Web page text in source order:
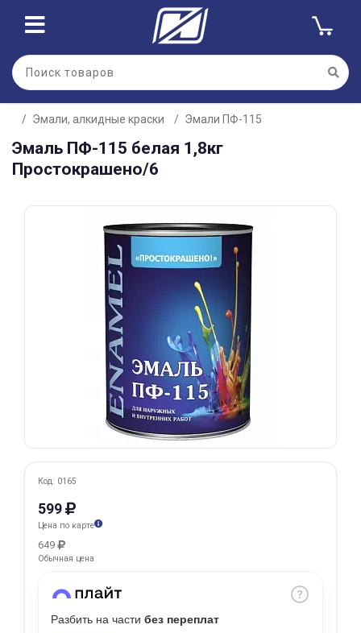
Эмали, алкидные краски Эмали ПФ-115
Эмаль ПФ-115 белая 1,8кг
Простокрашено/6
Код: 0165
599
Цена по карте
649
Обычная цена
Разбить на части без переплат
Для клиентов всех банков
Разбейте
оплатуна части
без переплат
График платежей
Добавляйте товары
в корзину
Оплачивайте сегодня только
25% картой любого банка
Получайте товар
выбранный способом
Оставшиеся
списыватьсяс вашей карты